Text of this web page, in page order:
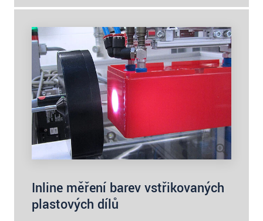
Inline měření barev vstřikovaných
plastových dílů